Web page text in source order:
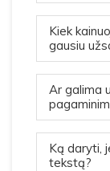
Kiek
gausiu
Ar galima
Ką daryti,
tekstą?